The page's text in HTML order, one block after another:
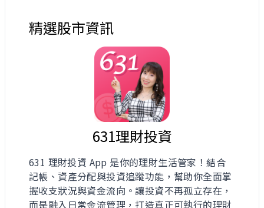
精選股市資訊
631理財投資
631 理財投資 App 是你的理財生活管家！結合
記帳、資產分配與投資追蹤功能，幫助你全面掌
握收支狀況與資金流向。讓投資不再孤立存在，
而是融入日常金流管理，打造真正可執行的理財